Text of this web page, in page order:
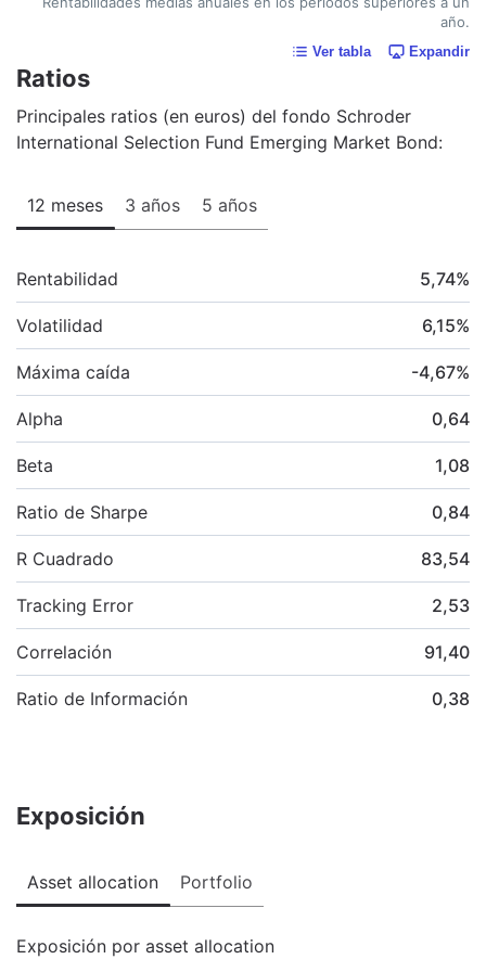
año.
Ver tabla Expandir
Ratios
Principales ratios (en euros) del fondo Schroder
International Selection Fund Emerging Market Bond:
12 meses 3 años 5 años
Rentabilidad 5,74%
Volatilidad 6,15%
Máxima caída -4,67%
Alpha 0,64
Beta 1,08
Ratio de Sharpe 0,84
R Cuadrado 83,54
Tracking Error 2,53
Correlación 91,40
Ratio de Información 0,38
Exposición
Asset allocation Portfolio
Exposición por asset allocation